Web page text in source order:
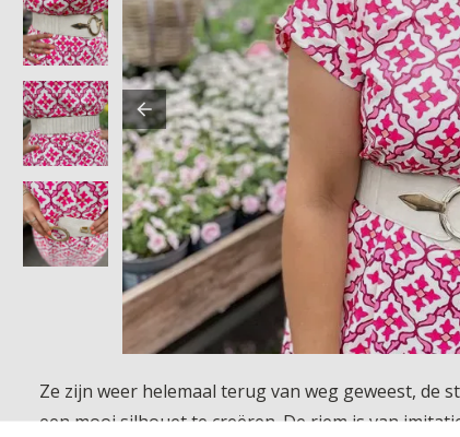
Ze zijn weer helemaal terug van weg geweest, de
een mooi silhouet te creëren. De riem is van